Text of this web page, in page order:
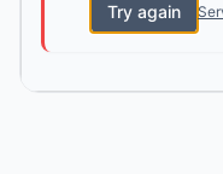
Try again